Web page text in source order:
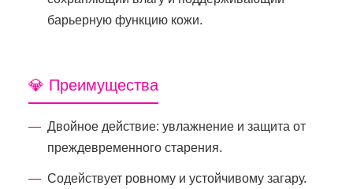
барьерную функцию кожи.
💎 Преимущества
Двойное действие: увлажнение и защита от
преждевременного старения.
Содействует ровному и устойчивому загару.